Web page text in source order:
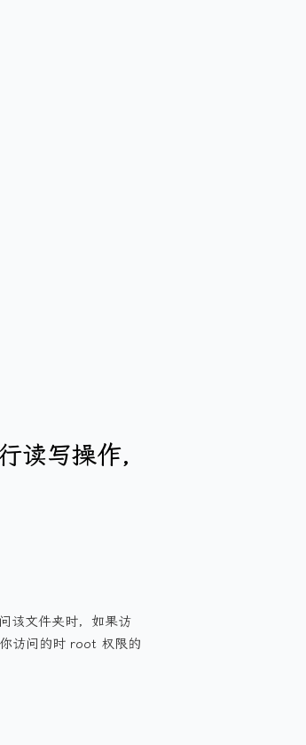
读写操作,
该文件夹时，如果访
访问的时 root 权限的